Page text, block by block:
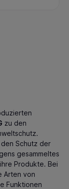
zu den
Schutz der
gesammeltes
Produkte. Bei
Arten von
Funktionen